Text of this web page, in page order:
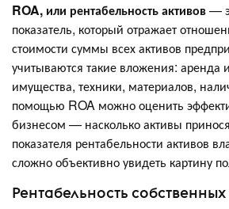
ROA, или рентабельность активов—
показатель, который отражает
стоимости суммы всех активов
учитываются такие вложения: аренда
имущества, техники, материалов,
помощью ROA можно оценить
бизнесом — насколько активы
показателя рентабельности активов
сложно объективно увидеть картину
Рентабельность